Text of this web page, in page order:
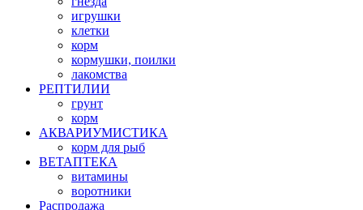
игрушки
клетки
корм
кормушки, поилки
лакомства
РЕПТИЛИИ
грунт
корм
АКВАРИУМИСТИКА
корм для рыб
ВЕТАПТЕКА
витамины
воротники
Распродажа